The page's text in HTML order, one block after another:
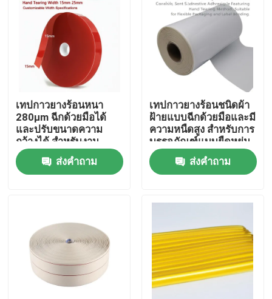
วิดีโอ
เกี่ยวกับเรา
ทัวร์โรงงาน
ควบคุมคุณภาพ
ติดต่อเรา
เทปกาวร้อนละลาย
เทปกาวยางร้อนหนา
280μm ฉีกด้วยมือได้
และปรับขนาดความ
กว้างได้ สำหรับงาน
อุตสาหกรรม
ส่งคำถาม
เทปกาวยางร้อนชนิดผ้า
ฝ้ายแบบฉีกด้วยมือและมี
ความหนืดสูง สำหรับการ
บรรจุภัณฑ์แบบยืดหยุ่น
และการติดฉลาก ความ
ยาว 15 เมตร - 30 เมตร
ส่งคำถาม